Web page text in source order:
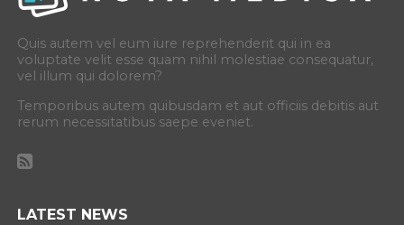
Quis autem vel eum iure reprehenderit qui in ea
voluptate velit esse quam nihil molestiae consequatur,
vel illum qui dolorem?
Temporibus autem quibusdam et aut officiis debitis aut
rerum necessitatibus saepe eveniet.
LATEST NEWS